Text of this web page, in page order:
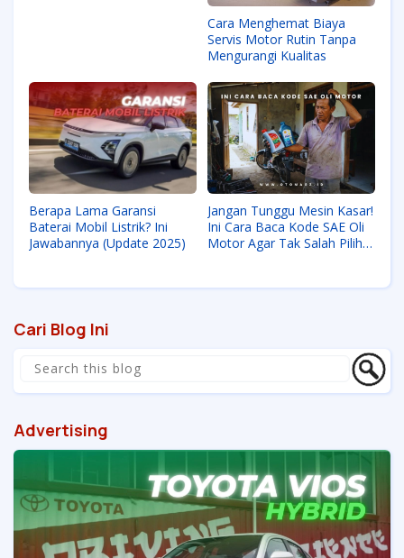
Cara Menghemat Biaya
Servis Motor Rutin Tanpa
Mengurangi Kualitas
Berapa Lama Garansi
Baterai Mobil Listrik? Ini
Jawabannya (Update 2025)
Jangan Tunggu Mesin Kasar!
Ini Cara Baca Kode SAE Oli
Motor Agar Tak Salah Pilih
Cari Blog Ini
Advertising